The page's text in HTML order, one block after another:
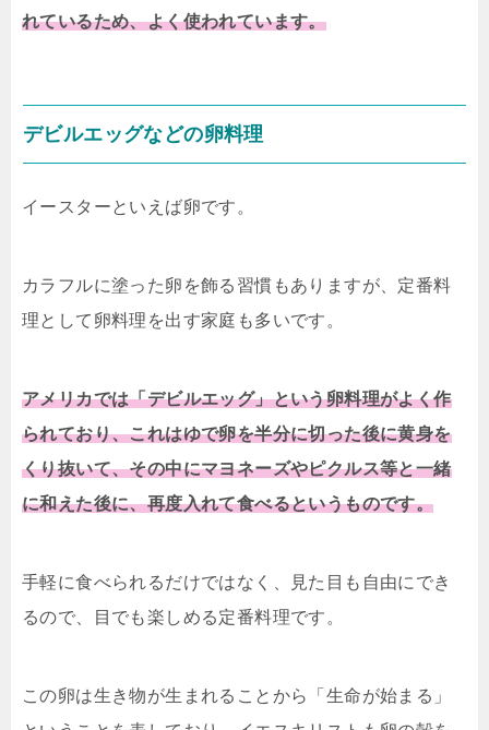
れているため、よく使われています。
デビルエッグなどの卵料理
イースターといえば卵です。
カラフルに塗った卵を飾る習慣もありますが、定番料
理として卵料理を出す家庭も多いです。
アメリカでは「デビルエッグ」という卵料理がよく作
られており、これはゆで卵を半分に切った後に黄身を
くり抜いて、その中にマヨネーズやピクルス等と一緒
に和えた後に、再度入れて食べるというものです。
手軽に食べられるだけではなく、見た目も自由にでき
るので、目でも楽しめる定番料理です。
この卵は生き物が生まれることから「生命が始まる」